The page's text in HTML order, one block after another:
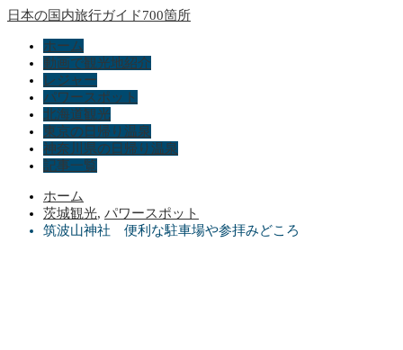
日本の国内旅行ガイド700箇所
ホーム
動画で観光地紹介
レジャー
パワースポット
北海道観光
東京の日帰り温泉
神奈川県の日帰り温泉
記事一覧
ホーム
茨城観光, パワースポット
筑波山神社 便利な駐車場や参拝みどころ